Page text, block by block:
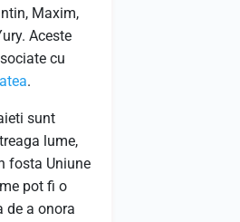
Maxim,
Aceste
cu
.
sunt
lume,
fosta Uniune
pot fi o
de a onora